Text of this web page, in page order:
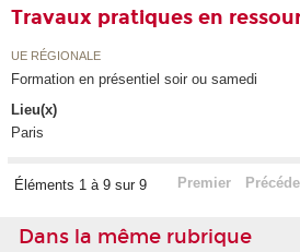
Travaux pratiques en
UE RÉGIONALE
Formation en présentiel soir ou samedi
Lieu(x)
Paris
Éléments 1 à 9 sur 9 Premier
Dans la même rubrique